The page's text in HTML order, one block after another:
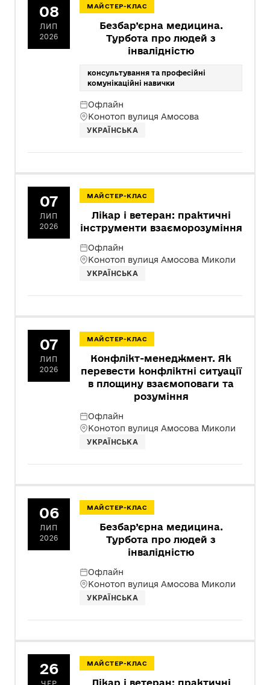
08
ЛИП
2026
МАЙСТЕР-КЛАС
Безбар’єрна медицина.
Турбота про людей з
інвалідністю
консультування та професійні
комунікаційні навички
Офлайн
Конотоп вулиця Амосова
УКРАЇНСЬКА
07
ЛИП
2026
МАЙСТЕР-КЛАС
Лікар і ветеран: практичні
інструменти взаєморозуміння
Офлайн
Конотоп вулиця Амосова Миколи
УКРАЇНСЬКА
07
ЛИП
2026
МАЙСТЕР-КЛАС
Конфлікт-менеджмент. Як
перевести конфліктні ситуації
в площину взаємоповаги та
розуміння
Офлайн
Конотоп вулиця Амосова Миколи
УКРАЇНСЬКА
06
ЛИП
2026
МАЙСТЕР-КЛАС
Безбар’єрна медицина.
Турбота про людей з
інвалідністю
Офлайн
Конотоп вулиця Амосова Миколи
УКРАЇНСЬКА
26 МАЙСТЕР-КЛАС
Лікар і ветеран: практичні